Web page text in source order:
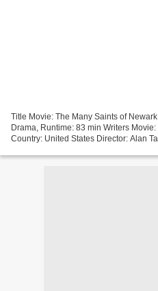
Title Movie: The Many Saints of
Drama, Runtime: 83 min Writers
Country: United States Director: Alan